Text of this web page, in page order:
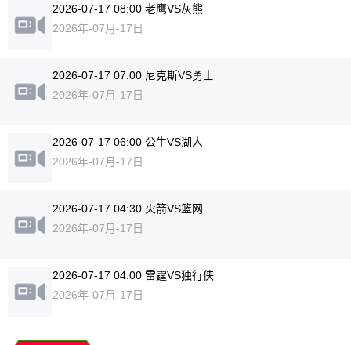
2026-07-17 08:00 老鹰VS灰熊
2026年-07月-17日
2026-07-17 07:00 尼克斯VS勇士
2026年-07月-17日
2026-07-17 06:00 公牛VS湖人
2026年-07月-17日
2026-07-17 04:30 火箭VS篮网
2026年-07月-17日
2026-07-17 04:00 雷霆VS独行侠
2026年-07月-17日